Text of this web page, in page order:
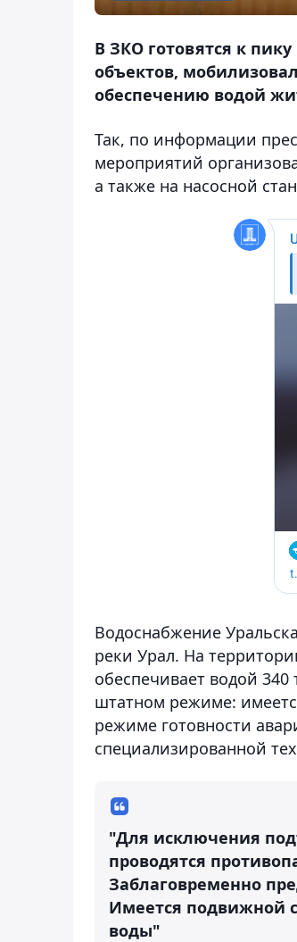
В ЗКО готовятся к
объектов,
обеспечению водой
Так, по информации
мероприятий
а также на насосной
Водоснабжение
реки Урал. На
обеспечивает водой
штатном режиме:
режиме готовности
специализированной
"Для исключения
проводятся
Заблаговременно
Имеется подвижной
воды"